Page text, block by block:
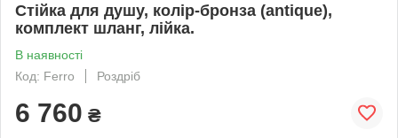
Стійка для душу, колір-бронза (antique),
комплект шланг, лійка.
В наявності
Код: Ferro
Роздріб
6 760 ₴